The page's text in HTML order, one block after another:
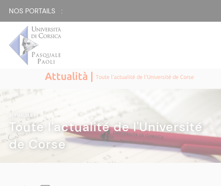
NOS PORTAILS :
Attualità |Toute l'actualité de l'Université de Corse
ATTUALITÀ|
Toute l'actualité de l'Université
de Corse